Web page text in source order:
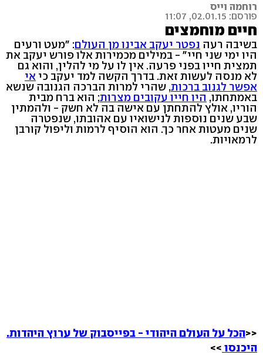
רוחמה וייס
פורסם: 02.01.15, 11:07
חיים מוחמצים
בשיבה רעה נפטר יעקב אבינו מן העולם: "מעט ורעים
היו ימי שני חיי" - במילים מכמירות אלו פורש יעקב את
תמצית חייו בפני פרעה. אין לו על מי להלין, והוא גם
לא מנסה לעשות זאת. בדרך הקשה למד יעקב כי אי
אפשר לגנוב ברכות, שהרי למרות הברכה הגנובה שנשא
באמתחתו, היו חייו עקובים מצרות; הוא ברח מבית
הוריו, אולץ להתחתן עם אישה בה לא חשק - ולהמתין
שבע שנים נוספות לנישואיו עם אהובתו, שנפטרה
שנים מעטות אחר כך. הוא הוסיף לרמות וליפול קורבן
לרמאויות.
<<הכל על העולם היהודי - בפייסבוק של ערוץ היהדות.
היכנסו >>